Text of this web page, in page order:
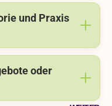
und Praxis
oder